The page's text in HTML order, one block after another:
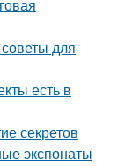
для
есть в
секретов
экспонаты